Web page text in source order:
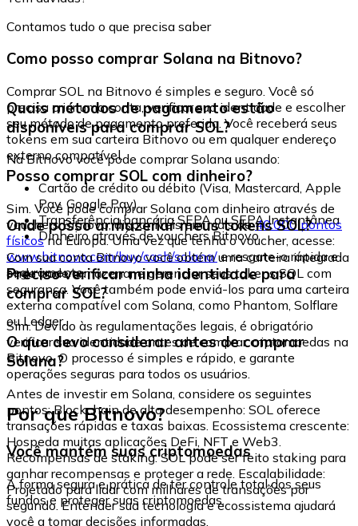
Contamos tudo o que precisa saber
Como posso comprar Solana na Bitnovo?
Comprar SOL na Bitnovo é simples e seguro. Você só
precisa criar uma conta, verificar sua identidade e escolher
seu método de pagamento preferido. Você receberá seus
tokens em sua carteira Bitnovo ou em qualquer endereço
externo compatível.
Quais métodos de pagamento estão
disponíveis para comprar SOL?
Na Bitnovo você pode comprar Solana usando:
Cartão de crédito ou débito (Visa, Mastercard, Apple
Pay, Google Pay)
Transferência bancária SEPA ou SEPA Instantânea
Dinheiro através de vouchers Bitnovo
Posso comprar SOL com dinheiro?
Sim. Você pode comprar Solana com dinheiro através de
vouchers Bitnovo, disponíveis em mais de40.000 pontos
físicosna Europa. Uma vez que tenha o voucher, acesse:
www.bitnovo.com/buy/cash/solana/e resgate-o rápida e
seguramente.
Onde posso armazenar meus tokens SOL?
Com sua conta Bitnovo você obtém uma carteira integrada
onde pode armazenar e gerenciar seus tokens SOL com
segurança. Você também pode enviá-los para uma carteira
externa compatível com Solana, como Phantom, Solflare
ou Ledger.
Preciso verificar minha identidade para
comprar SOL?
Sim. Devido às regulamentações legais, é obrigatório
verificar sua identidade antes de comprar criptomoedas na
Bitnovo. O processo é simples e rápido, e garante
operações seguras para todos os usuários.
O que devo considerar antes de comprar
Solana?
Antes de investir em Solana, considere os seguintes
pontos: Blockchain de alto desempenho: SOL oferece
transações rápidas e taxas baixas. Ecossistema crescente:
Hospeda muitas aplicações DeFi, NFT e Web3.
Recompensas de staking: SOL pode ser feito staking para
ganhar recompensas e proteger a rede. Escalabilidade:
Projetado para lidar com milhares de transações por
segundo. Entender sua tecnologia e ecossistema ajudará
você a tomar decisões informadas.
Por que Bitnovo?
Você mantém suas criptomoedas
A forma segura e prática de ter controle total dos seus
fundos e proteger suas criptomoedas.